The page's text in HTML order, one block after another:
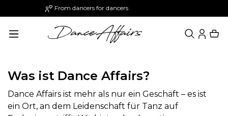
content Paypal: Pay 30 days later
Was ist Dance Affairs?
Dance Affairs ist mehr als nur ein Geschäft – es ist
ein Ort, an dem Leidenschaft für Tanz auf